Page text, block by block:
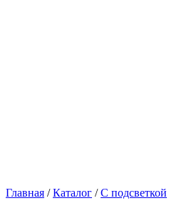
Главная /Каталог /С подсветкой